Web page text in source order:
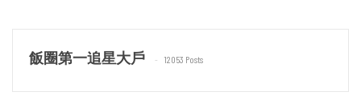
飯圈第一追星大戶 12053 Posts